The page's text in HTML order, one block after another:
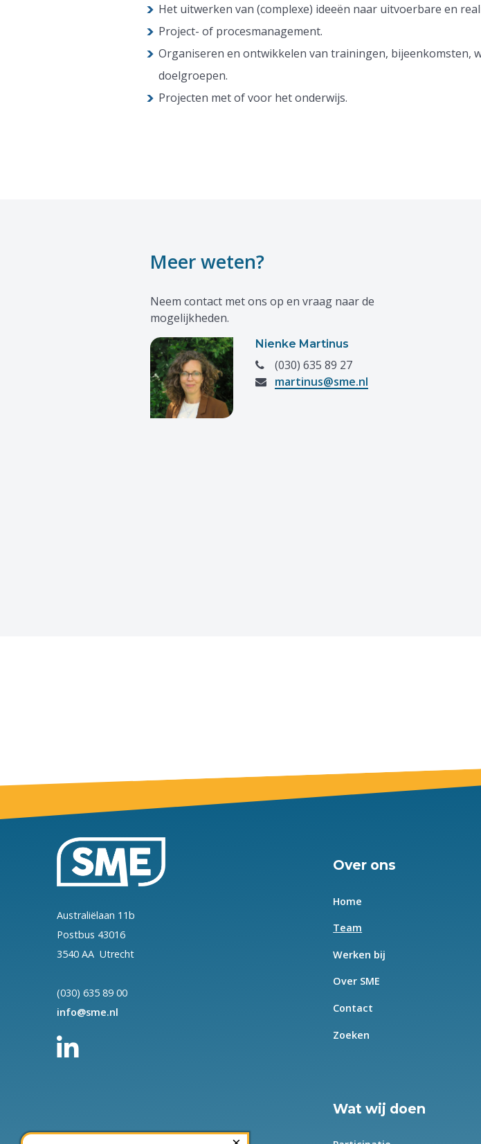
Het uitwerken van (complexe) ideeën naar uitvoerbare en
Project- of procesmanagement.
Organiseren en ontwikkelen van trainingen, bijeenkomsten,
doelgroepen.
Projecten met of voor het onderwijs.
Meer weten?
Neem contact met ons op en vraag naar de
mogelijkheden.
Nienke Martinus
(030) 635 89 27
martinus@sme.nl
Australiëlaan 11b
Postbus 43016
3540 AA Utrecht
(030) 635 89 00
info@sme.nl
Over ons
Home
Team
Werken bij
Over SME
Contact
Zoeken
Wat wij doen